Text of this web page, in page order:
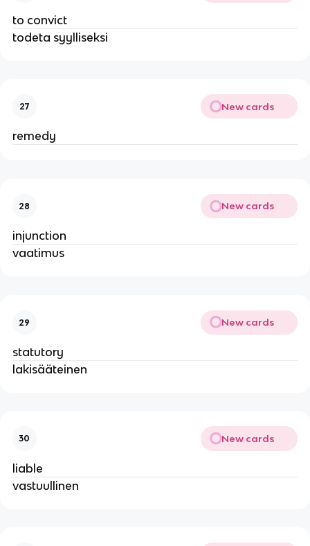
to convict
todeta syylliseksi
27 New cards
remedy
28 New cards
injunction
vaatimus
29 New cards
statutory
lakisääteinen
30 New cards
liable
vastuullinen